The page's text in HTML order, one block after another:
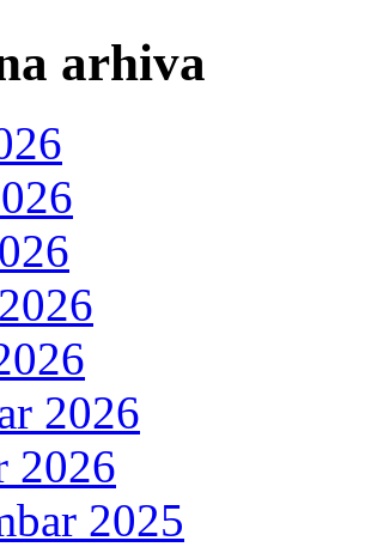
arhiva
2026
2026
2025